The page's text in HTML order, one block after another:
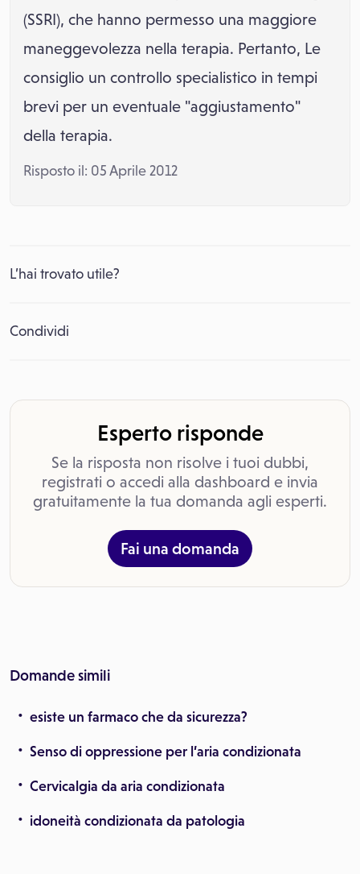
(SSRI), che hanno permesso una maggiore
maneggevolezza nella terapia. Pertanto, Le
consiglio un controllo specialistico in tempi
brevi per un eventuale "aggiustamento"
della terapia.
Risposto il: 05 Aprile 2012
L’hai trovato utile?
Condividi
Esperto risponde
Se la risposta non risolve i tuoi dubbi,
registrati o accedi alla dashboard e invia
gratuitamente la tua domanda agli esperti.
Fai una domanda
Domande simili
esiste un farmaco che da sicurezza?
Senso di oppressione per l’aria condizionata
Cervicalgia da aria condizionata
idoneità condizionata da patologia